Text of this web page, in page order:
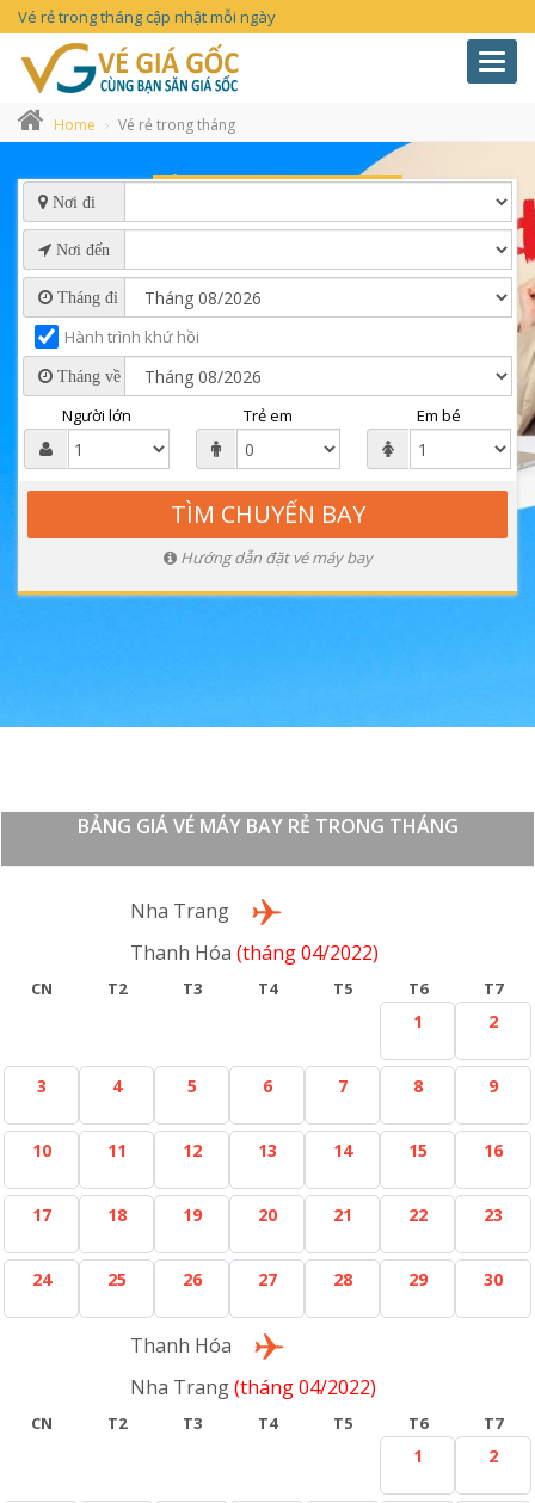
Vé rẻ trong tháng cập nhật mỗi ngày
Home Vé rẻ trong tháng
Nơi đi
Nơi đến
Tháng đi
Hành trình khứ hồi
Tháng về
Người lớn Trẻ em Em bé
Hướng dẫn đặt vé máy bay
BẢNG GIÁ VÉ MÁY BAY RẺ TRONG THÁNG
Nha Trang
Thanh Hóa (tháng 04/2022)
CN T2 T3 T4 T5 T6 T7
1 2
3 4 5 6 7 8 9
10 11 12 13 14 15 16
17 18 19 20 21 22 23
24 25 26 27 28 29 30
Thanh Hóa
Nha Trang(tháng 04/2022)
CN T2 T3 T4 T5 T6 T7
1 2